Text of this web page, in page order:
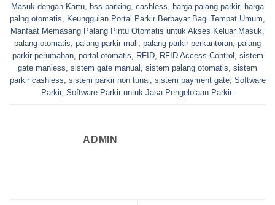
Masuk dengan Kartu, bss parking, cashless, harga palang parkir, harga
palng otomatis, Keunggulan Portal Parkir Berbayar Bagi Tempat Umum,
Manfaat Memasang Palang Pintu Otomatis untuk Akses Keluar Masuk,
palang otomatis, palang parkir mall , palang parkir perkantoran, palang
parkir perumahan, portal otomatis, RFID, RFID Access Control , sistem
gate manless, sistem gate manual , sistem palang otomatis, sistem
parkir cashless, sistem parkir non tunai, sistem payment gate, Software
Parkir, Software Parkir untuk Jasa Pengelolaan Parkir.
ADMIN